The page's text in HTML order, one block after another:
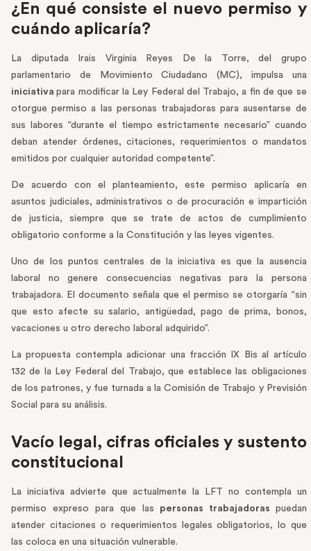
¿En qué consiste el nuevo permiso y
cuándo aplicaría?
La diputada Irais Virginia Reyes De la Torre, del grupo
parlamentario de Movimiento Ciudadano (MC), impulsa una
iniciativapara modificar la Ley Federal del Trabajo, a fin de que se
otorgue permiso a las personas trabajadoras para ausentarse de
sus labores “durante el tiempo estrictamente necesario” cuando
deban atender órdenes, citaciones, requerimientos o mandatos
emitidos por cualquier autoridad competente”.
De acuerdo con el planteamiento, este permiso aplicaría en
asuntos judiciales, administrativos o de procuración e impartición
de justicia, siempre que se trate de actos de cumplimiento
obligatorio conforme a la Constitución y las leyes vigentes.
Uno de los puntos centrales de la iniciativa es que la ausencia
laboral no genere consecuencias negativas para la persona
trabajadora. El documento señala que el permiso se otorgaría “sin
que esto afecte su salario, antigüedad, pago de prima, bonos,
vacaciones u otro derecho laboral adquirido”.
La propuesta contempla adicionar una fracción IX Bis al artículo
132 de la Ley Federal del Trabajo, que establece las obligaciones
de los patrones, y fue turnada a la Comisión de Trabajo y Previsión
Social para su análisis.
Vacío legal, cifras oficiales y sustento
constitucional
La iniciativa advierte que actualmente la LFT no contempla un
permiso expreso para que las personas trabajadoras puedan
atender citaciones o requerimientos legales obligatorios, lo que
las coloca en una situación vulnerable.